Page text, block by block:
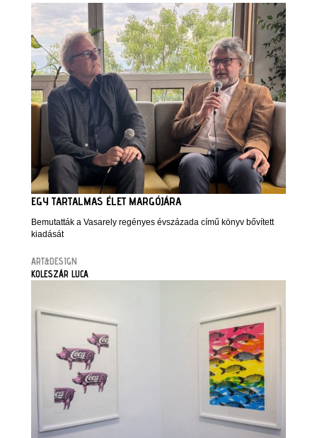
EGY TARTALMAS ÉLET MARGÓJÁRA
Bemutatták a Vasarely regényes évszázada című könyv bővített
kiadását
ART&DESIGN
KOLESZÁR LUCA